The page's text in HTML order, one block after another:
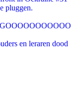
pluggen.
en leraren dood